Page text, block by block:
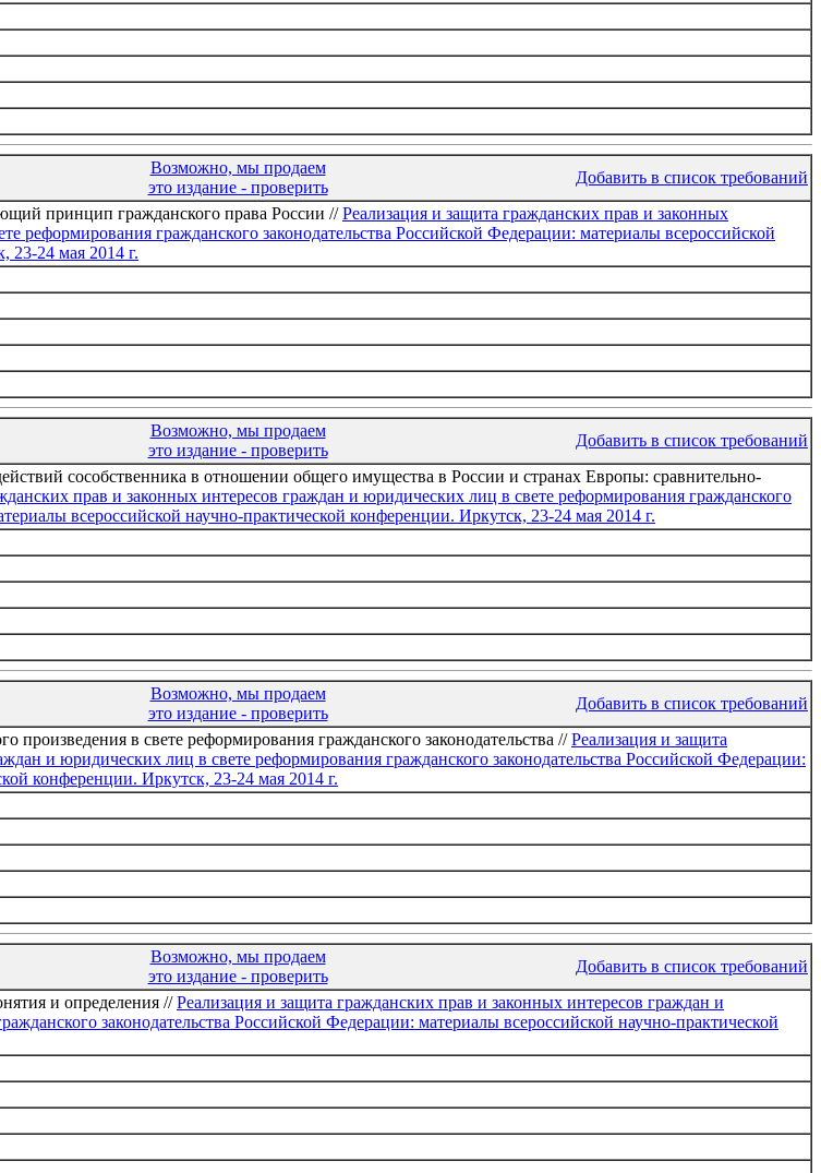
Возможно, мы продаем
это издание - проверить
Добавить в список требований
принцип гражданского права России //Реализация и защита гражданских прав и законных
реформирования гражданского законодательства Российской Федерации: материалы всероссийской
23-24 мая 2014 г.
Возможно, мы продаем
это издание - проверить
Добавить в список требований
сособственника в отношении общего имущества в России и странах Европы: сравнительно-
прав и законных интересов граждан и юридических лиц в свете реформирования гражданского
всероссийской научно-практической конференции. Иркутск, 23-24 мая 2014 г.
Возможно, мы продаем
это издание - проверить
Добавить в список требований
произведения в свете реформирования гражданского законодательства //Реализация и защита
и юридических лиц в свете реформирования гражданского законодательства Российской Федерации:
конференции. Иркутск, 23-24 мая 2014 г.
Возможно, мы продаем
это издание - проверить
Добавить в список требований
и определения //Реализация и защита гражданских прав и законных интересов граждан и
законодательства Российской Федерации: материалы всероссийской научно-практической